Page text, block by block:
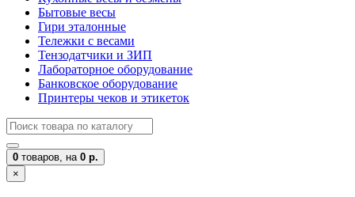
Бытовые весы
Гири эталонные
Тележки с весами
Тензодатчики и ЗИП
Лабораторное оборудование
Банковское оборудование
Принтеры чеков и этикеток
0 товаров, на 0 р.
×